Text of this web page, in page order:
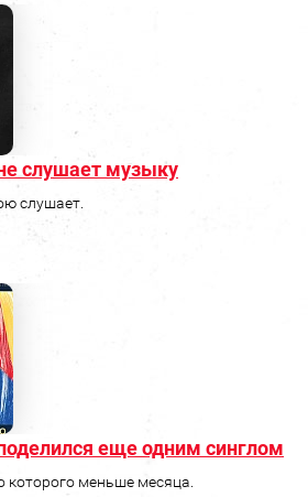
слушает музыку
слушает.
еще одним синглом
которого меньше месяца.